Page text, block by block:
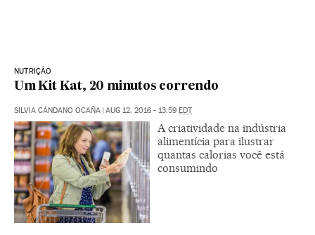
NUTRIÇÃO
Um Kit Kat, 20 minutos correndo
SILVIA CÁNDANO OCAÑA | AUG 12, 2016 - 13:59 EDT
A criatividade na indústria
alimentícia para ilustrar
quantas calorias você está
consumindo